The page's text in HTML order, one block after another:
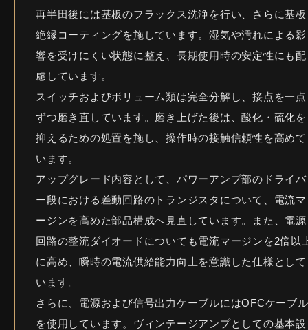
再半田後には基板のフラックス洗浄を行い、さらに基板
絶縁コーティングを施しています。湿気や汚れによる影
響を受けにくい状態に整え、長期使用時の安定性にも配
慮しています。
スイッチおよびボリューム類は完全分解し、接点を一点
ずつ磨き直しています。磨き上げた後は、酸化・硫化を
抑えるための処置を施し、操作時の接触信頼性を高めて
います。
アップグレード内容として、パワーアンプ部のドライバ
ー段における差動回路のトランジスタについて、電流マ
ージンを高めた部品構成へ見直しています。また、電源
回路の整流ダイオードについても電流マージンを2倍以
に高め、瞬時の電流供給能力向上を意識した仕様として
います。
さらに、電源および信号出力ケーブルにはOFCケーブル
を使用しています。ヴィンテージアンプとしての基本設